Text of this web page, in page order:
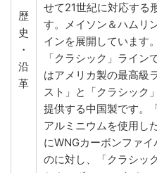
歴
史
・
沿
革
せて21世紀に対応する
す。メイソン＆ハムリ
インを展開しています
「クラシック」ライ
はアメリカ製の最高級
スト」と「クラシック
提供する中国製です。
アルミニウムを使用し
にWNGカーボンファ
のに対し、「クラシッ